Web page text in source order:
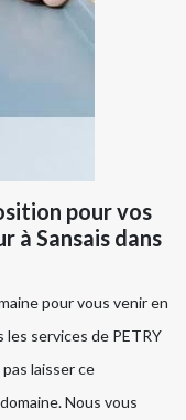
pour vos
à Sansais dans
pour vous venir en
services de PETRY
laisser ce
Nous vous